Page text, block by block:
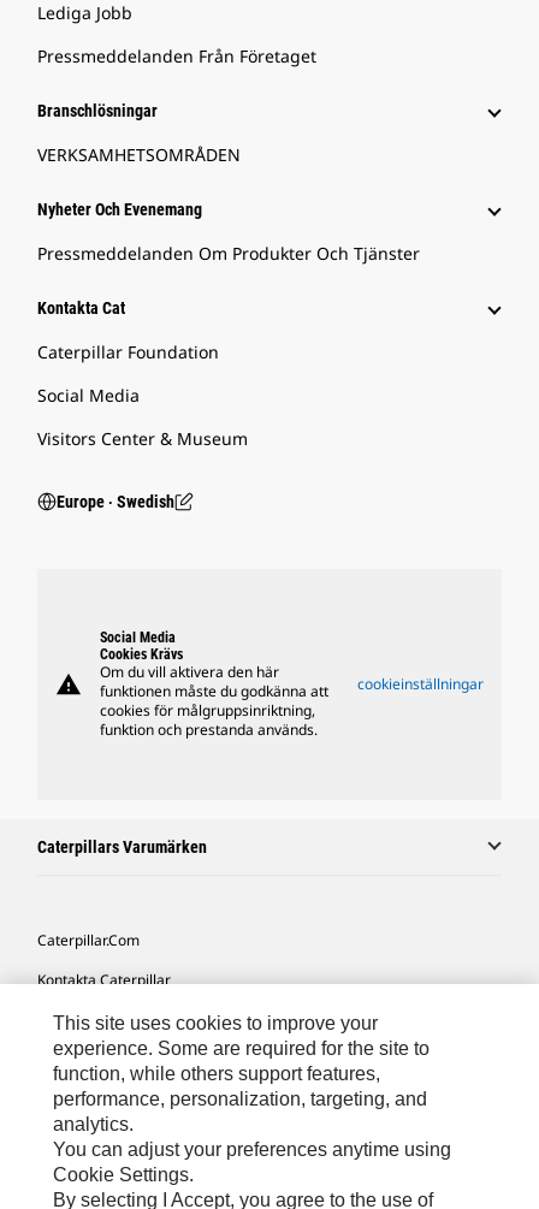
Lediga Jobb
Pressmeddelanden Från Företaget
Branschlösningar
VERKSAMHETSOMRÅDEN
Nyheter Och Evenemang
Pressmeddelanden Om Produkter Och Tjänster
Kontakta Cat
Caterpillar Foundation
Social Media
Visitors Center & Museum
Europe ‧ Swedish
warning
Social Media
Cookies Krävs
Om du vill aktivera den här
funktionen måste du godkänna att
cookies för målgruppsinriktning,
funktion och prestanda används.
cookieinställningar
Caterpillars Varumärken
Caterpillar.com
Kontakta Caterpillar
Mina Marknadsföringspreferenser
Platskarta
Cookie Settings
Juridiskt
Sekretess
This site uses cookies to improve your
experience. Some are required for the site to
function, while others support features,
performance, personalization, targeting, and
analytics.
You can adjust your preferences anytime using
Cookie Settings.
By selecting I Accept, you agree to the use of